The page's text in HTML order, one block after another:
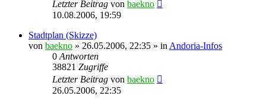
Letzter Beitrag von baekno
10.08.2006, 19:59
Stadtplan (Skizze)
von baekno » 26.05.2006, 22:35 » in Andoria-Infos
0 Antworten
38821 Zugriffe
Letzter Beitrag von baekno
26.05.2006, 22:35